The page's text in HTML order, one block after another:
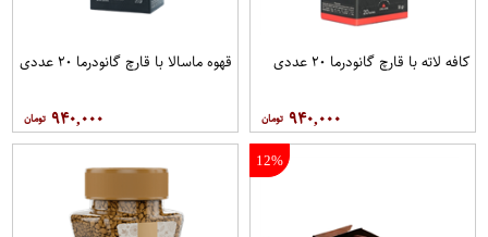
کافه لاته با قارچ گانودرما ۲۰ عددی
۹۴۰,۰۰۰
قهوه ماسالا با قارچ گانودرما ۲۰ عددی
۹۴۰,۰۰۰
12%